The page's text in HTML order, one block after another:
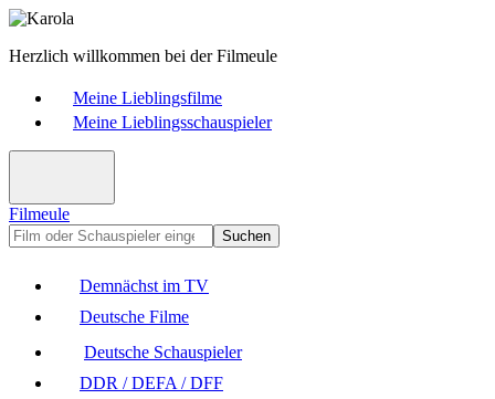
Herzlich willkommen bei der Filmeule
Meine Lieblingsfilme
Meine Lieblingsschauspieler
Filmeule
Suchen
Demnächst im TV
Deutsche Filme
Deutsche Schauspieler
DDR / DEFA / DFF